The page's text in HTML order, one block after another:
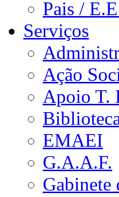
Pais /
Serviços
Ação
Apoio T.
EMAEI
G.A.A.F.
Gabinete